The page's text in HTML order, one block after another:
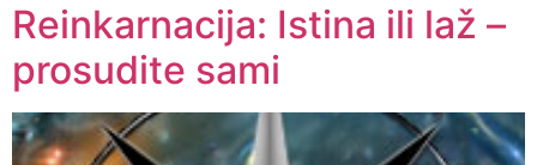
Reinkarnacija: Istina ili laž –
prosudite sami